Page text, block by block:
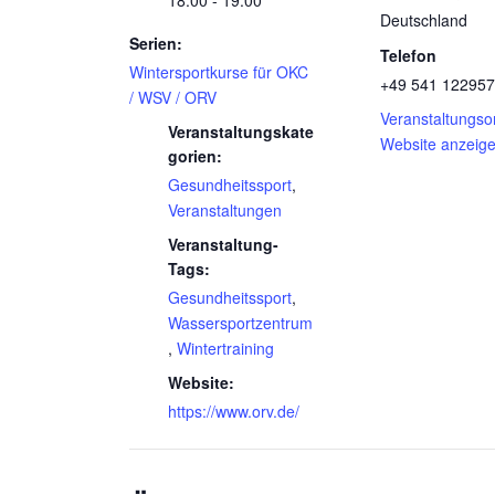
Serien:
Wintersportkurse für OKC
/ WSV / ORV
Veranstaltungskate
gorien:
Gesundheitssport,
Veranstaltungen
Veranstaltung-
Tags:
Gesundheitssport,
Wassersportzentrum
, Wintertraining
Website:
https://www.orv.de/
Deutschland
Telefon
+49 541 122957
Website